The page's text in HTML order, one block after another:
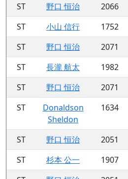
ST 野口 恒治 2066
ST
小山 信行 1752
ST
野口 恒治 2071
ST
長瀧 航太 1982
ST
野口 恒治 2071
ST
Donaldson
Sheldon
1634
ST 野口 恒治 2051
ST
杉本 公一 1907